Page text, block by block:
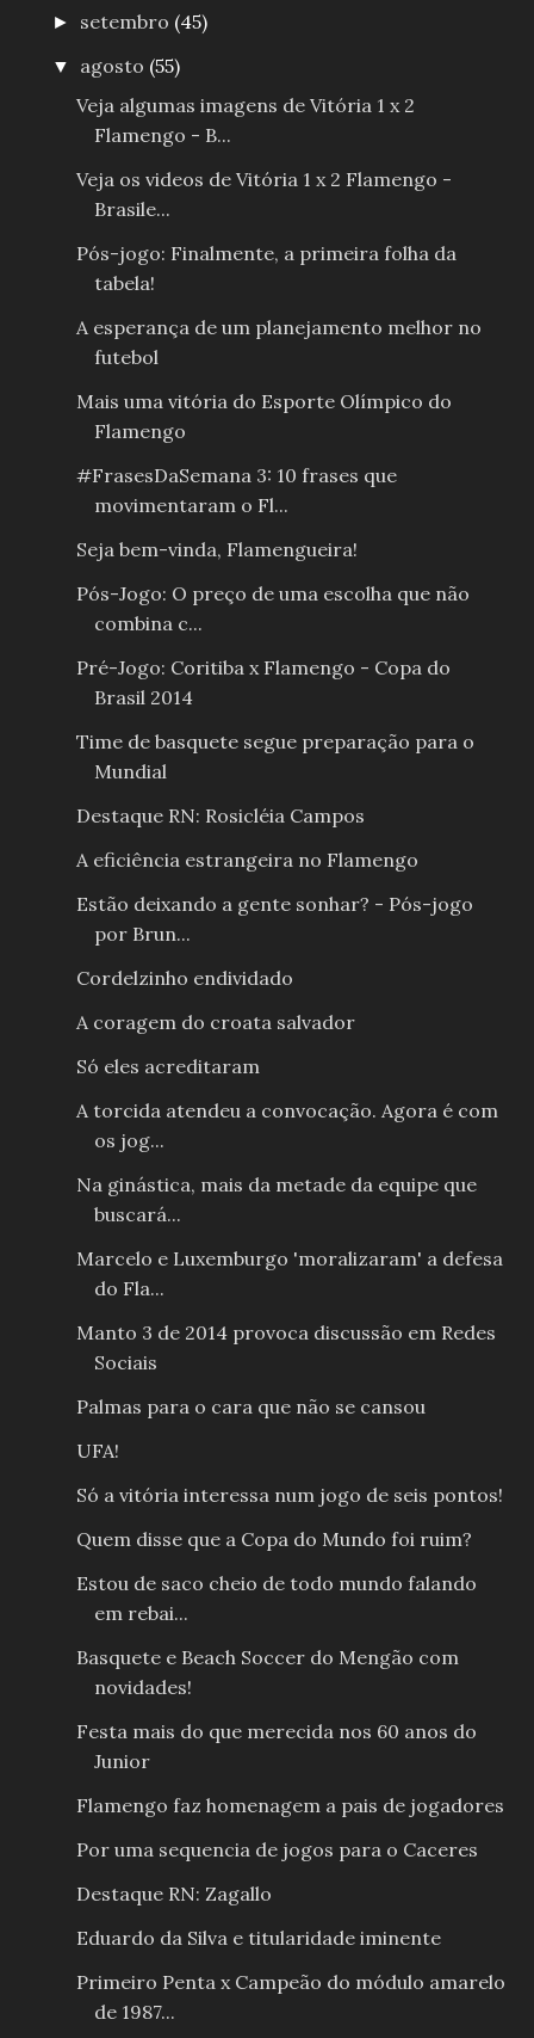
► setembro (45)
▼ agosto (55)
Veja algumas imagens de Vitória 1 x 2
Flamengo - B...
Veja os videos de Vitória 1 x 2 Flamengo -
Brasile...
Pós-jogo: Finalmente, a primeira folha da
tabela!
A esperança de um planejamento melhor no
futebol
Mais uma vitória do Esporte Olímpico do
Flamengo
#FrasesDaSemana 3: 10 frases que
movimentaram o Fl...
Seja bem-vinda, Flamengueira!
Pós-Jogo: O preço de uma escolha que não
combina c...
Pré-Jogo: Coritiba x Flamengo - Copa do
Brasil 2014
Time de basquete segue preparação para o
Mundial
Destaque RN: Rosicléia Campos
A eficiência estrangeira no Flamengo
Estão deixando a gente sonhar? - Pós-jogo
por Brun...
Cordelzinho endividado
A coragem do croata salvador
Só eles acreditaram
A torcida atendeu a convocação. Agora é com
os jog...
Na ginástica, mais da metade da equipe que
buscará...
Marcelo e Luxemburgo 'moralizaram' a defesa
do Fla...
Manto 3 de 2014 provoca discussão em Redes
Sociais
Palmas para o cara que não se cansou
UFA!
Só a vitória interessa num jogo de seis pontos!
Quem disse que a Copa do Mundo foi ruim?
Estou de saco cheio de todo mundo falando
em rebai...
Basquete e Beach Soccer do Mengão com
novidades!
Festa mais do que merecida nos 60 anos do
Junior
Flamengo faz homenagem a pais de jogadores
Por uma sequencia de jogos para o Caceres
Destaque RN: Zagallo
Eduardo da Silva e titularidade iminente
Primeiro Penta x Campeão do módulo amarelo
de 1987...